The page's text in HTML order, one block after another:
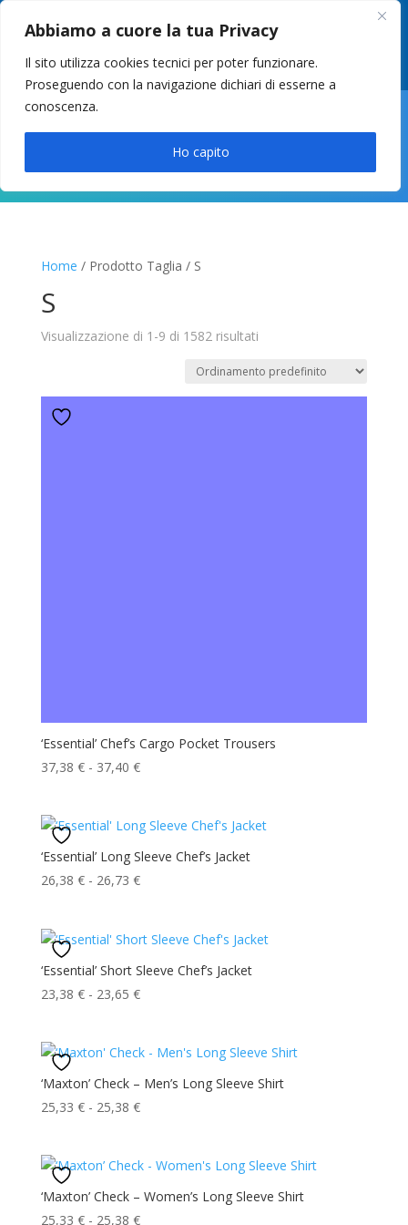
Abbiamo a cuore la tua Privacy
Il sito utilizza cookies tecnici per poter funzionare.
Proseguendo con la navigazione dichiari di esserne a
conoscenza.
Ho capito
049 8627946 –info@cstosetto.it
LUN-VEN 9-12 / 14:30-17
Home / Prodotto Taglia / S
S
Visualizzazione di 1-9 di 1582 risultati
‘Essential’ Chef’s Cargo Pocket Trousers
37,38 € - 37,40 €Fascia
da
37,38 €
‘Essential’ Long Sleeve Chef’s Jacket
26,38 € - 26,73 €Fascia
da
26,38 €
‘Essential’ Short Sleeve Chef’s Jacket
23,38 € - 23,65 €Fascia
da
23,38 €
‘Maxton’ Check – Men’s Long Sleeve Shirt
25,33 € - 25,38 €Fascia
da
25,33 €
‘Maxton’ Check – Women’s Long Sleeve Shirt
25,33 € - 25,38 €Fascia